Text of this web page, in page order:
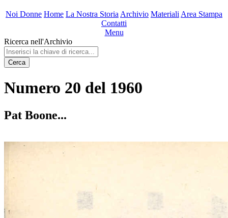
Noi Donne Home La Nostra Storia Archivio Materiali Area Stampa
Contatti
Menu
Ricerca nell'Archivio
Cerca
Numero 20 del 1960
Pat Boone...